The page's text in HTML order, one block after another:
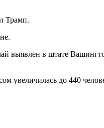
Трамп.
выявлен в штате
увеличилась до 440